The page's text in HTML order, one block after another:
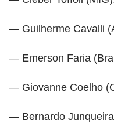
— Guilherme Cavalli
— Emerson Faria
— Giovanne Coelho
— Bernardo